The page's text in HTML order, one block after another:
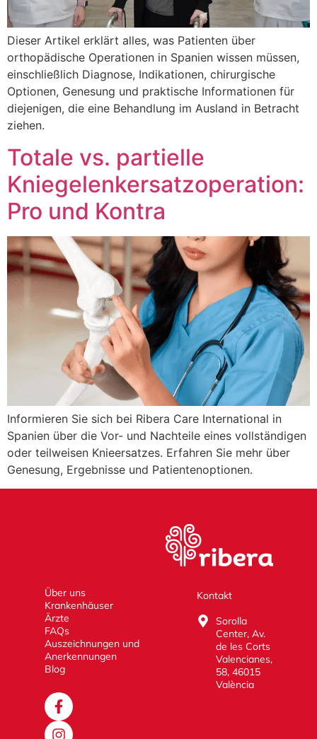
Dieser Artikel erklärt alles, was Patienten über
orthopädische Operationen in Spanien wissen müssen,
einschließlich Diagnose, Indikationen, chirurgische
Optionen, Genesung und praktische Informationen für
diejenigen, die eine Behandlung im Ausland in Betracht
ziehen.
Totale vs. partielle
Kniegelenkersatzoperation:
Pro und Kontra
Informieren Sie sich bei Ribera Care International in
Spanien über die Vor- und Nachteile eines vollständigen
oder teilweisen Knieersatzes. Erfahren Sie mehr über
Genesung, Ergebnisse und Patientenoptionen.
Über uns
Krankenhäuser
Ärzte
FAQs
Auszeichnungen und
Anerkennungen
Blog
Kontakt
Sorolla
Center, Av.
de les Corts
Valencianes,
58, 46015
València